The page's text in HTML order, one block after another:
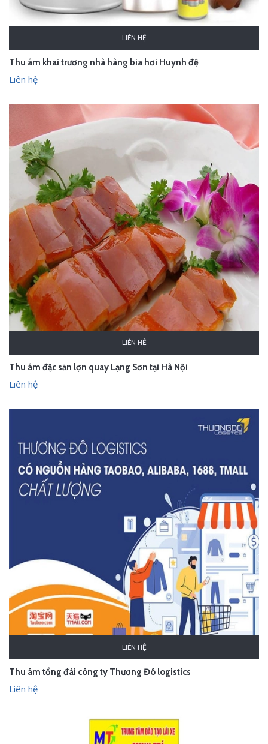
LIÊN HỆ
Thu âm khai trương nhà hàng bia hơi Huynh đệ
Liên hệ
LIÊN HỆ
Thu âm đặc sản lợn quay Lạng Sơn tại Hà Nội
Liên hệ
LIÊN HỆ
Thu âm tổng đài công ty Thương Đô logistics
Liên hệ